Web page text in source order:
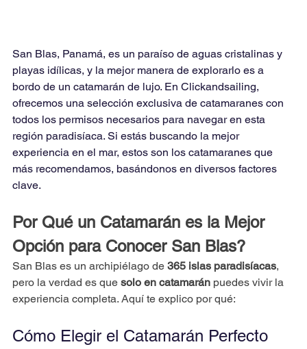
San Blas, Panamá, es un paraíso de aguas cristalinas y
playas idílicas, y la mejor manera de explorarlo es a
bordo de un catamarán de lujo. En Clickandsailing,
ofrecemos una selección exclusiva de catamaranes con
todos los permisos necesarios para navegar en esta
región paradisíaca. Si estás buscando la mejor
experiencia en el mar, estos son los catamaranes que
más recomendamos, basándonos en diversos factores
clave.
Por Qué un Catamarán es la Mejor
Opción para Conocer San Blas?
San Blas es un archipiélago de 365 islas paradisíacas,
pero la verdad es que solo en catamarán puedes vivir la
experiencia completa. Aquí te explico por qué:
Cómo Elegir el Catamarán Perfecto